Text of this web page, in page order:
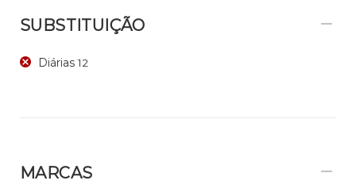
SUBSTITUIÇÃO
Diárias 12
MARCAS